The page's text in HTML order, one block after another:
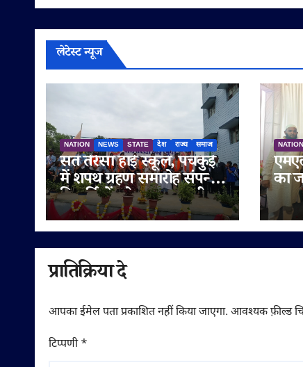
लेटेस्ट न्यूज
NATION NEWS STATE देश राज्य समाज
संत तेरेसा हाई स्कूल, पंचकुई
में शपथ ग्रहण समारोह संपन्न,
विद्यार्थियों को नशामुक्त जीवन
का दिया संदेश
NATION
का
प्रातिक्रिया दे
आपका ईमेल पता प्रकाशित नहीं किया जाएगा. आवश्यक फ़ील्ड
टिप्पणी*